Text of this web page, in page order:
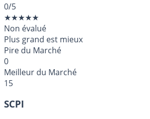
0/5
★★★★★
Non évalué
Plus grand est mieux
Pire du Marché
0
Meilleur du Marché
15
SCPI